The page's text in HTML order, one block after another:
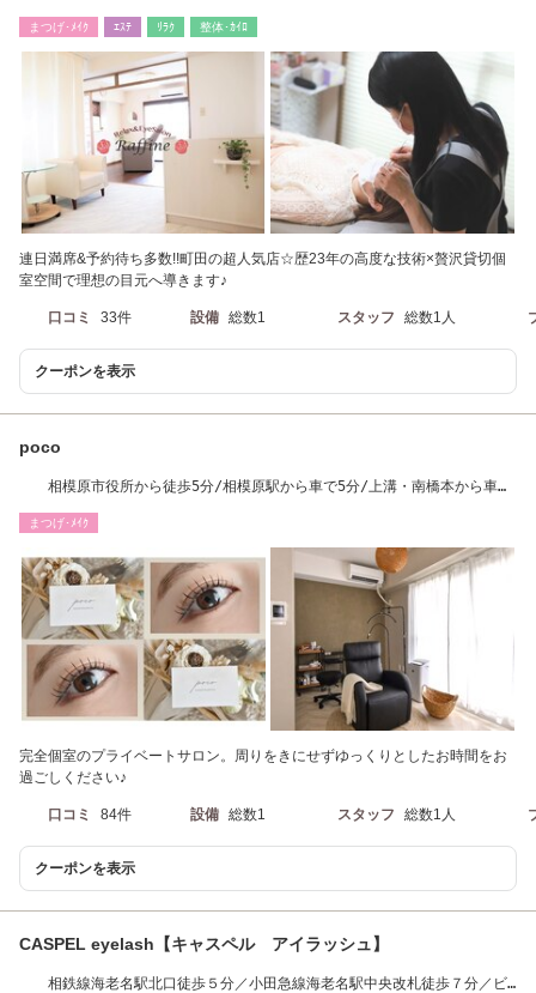
まつげ･ﾒｲｸ ｴｽﾃ ﾘﾗｸ 整体･ｶｲﾛ
連日満席&予約待ち多数!!町田の超人気店☆歴23年の高度な技術×贅沢貸切個
室空間で理想の目元へ導きます♪
口コミ 33件 設備 総数1 スタッフ 総数1人
クーポンを表示
poco
相模原市役所から徒歩5分/相模原駅から車で5分/上溝・南橋本から車で
まつげ･ﾒｲｸ
完全個室のプライベートサロン。周りをきにせずゆっくりとしたお時間をお
過ごしください♪
口コミ 84件 設備 総数1 スタッフ 総数1人
クーポンを表示
CASPEL eyelash【キャスペル アイラッシュ】
相鉄線海老名駅北口徒歩５分／小田急線海老名駅中央改札徒歩７分／ビ